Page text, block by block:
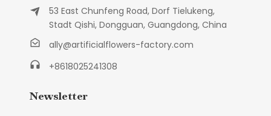
53 East Chunfeng Road, Dorf Tielukeng,
Stadt Qishi, Dongguan, Guangdong, China
ally@artificialflowers-factory.com
+8618025241308
Newsletter